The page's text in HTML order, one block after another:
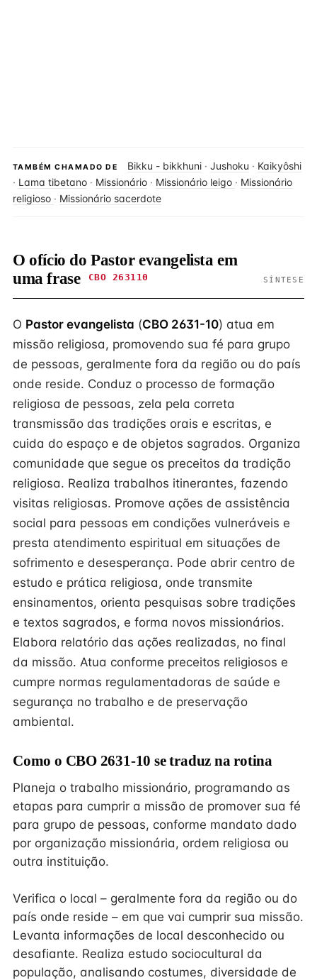
TAMBÉM CHAMADO DE Bikku - bikkhuni · Jushoku · Kaikyôshi
· Lama tibetano · Missionário · Missionário leigo · Missionário
religioso · Missionário sacerdote
O ofício do Pastor evangelista em
uma frase
CBO 263110 SÍNTESE
O Pastor evangelista (CBO 2631-10) atua em
missão religiosa, promovendo sua fé para grupo
de pessoas, geralmente fora da região ou do país
onde reside. Conduz o processo de formação
religiosa de pessoas, zela pela correta
transmissão das tradições orais e escritas, e
cuida do espaço e de objetos sagrados. Organiza
comunidade que segue os preceitos da tradição
religiosa. Realiza trabalhos itinerantes, fazendo
visitas religiosas. Promove ações de assistência
social para pessoas em condições vulneráveis e
presta atendimento espiritual em situações de
sofrimento e desesperança. Pode abrir centro de
estudo e prática religiosa, onde transmite
ensinamentos, orienta pesquisas sobre tradições
e textos sagrados, e forma novos missionários.
Elabora relatório das ações realizadas, no final
da missão. Atua conforme preceitos religiosos e
cumpre normas regulamentadoras de saúde e
segurança no trabalho e de preservação
ambiental.
Como o CBO 2631-10 se traduz na rotina
Planeja o trabalho missionário, programando as
etapas para cumprir a missão de promover sua fé
para grupo de pessoas, conforme mandato dado
por organização missionária, ordem religiosa ou
outra instituição.
Verifica o local – geralmente fora da região ou do
país onde reside – em que vai cumprir sua missão.
Levanta informações de local desconhecido ou
desafiante. Realiza estudo sociocultural da
população, analisando costumes, diversidade de